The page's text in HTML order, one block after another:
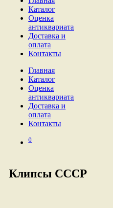
Каталог
Оценка
антиквариата
Доставка и
оплата
Контакты
Главная
Каталог
Оценка
антиквариата
Доставка и
оплата
Контакты
0
Клипсы СССР